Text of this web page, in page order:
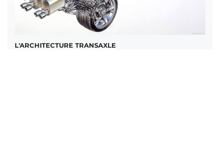
L'ARCHITECTURE TRANSAXLE